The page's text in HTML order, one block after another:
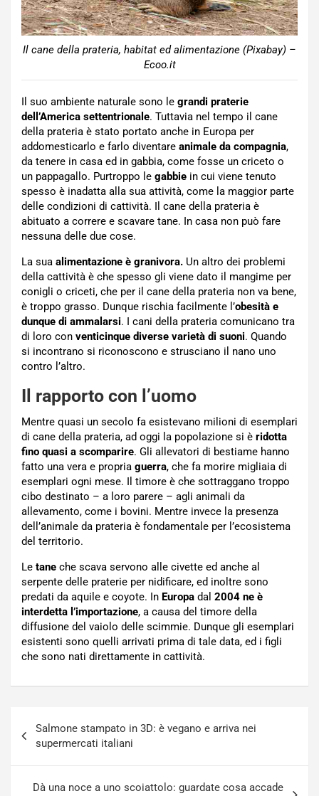
Il cane della prateria, habitat ed alimentazione (Pixabay) –
Ecoo.it
Il suo ambiente naturale sono le grandi praterie
dell’America settentrionale. Tuttavia nel tempo il cane
della prateria è stato portato anche in Europa per
addomesticarlo e farlo diventare animale da compagnia,
da tenere in casa ed in gabbia, come fosse un criceto o
un pappagallo. Purtroppo le gabbie in cui viene tenuto
spesso è inadatta alla sua attività, come la maggior parte
delle condizioni di cattività. Il cane della prateria è
abituato a correre e scavare tane. In casa non può fare
nessuna delle due cose.
La sua alimentazione è granivora. Un altro dei problemi
della cattività è che spesso gli viene dato il mangime per
conigli o criceti, che per il cane della prateria non va bene,
è troppo grasso. Dunque rischia facilmente l’obesità e
dunque di ammalarsi. I cani della prateria comunicano tra
di loro con venticinque diverse varietà di suoni. Quando
si incontrano si riconoscono e strusciano il nano uno
contro l’altro.
Il rapporto con l’uomo
Mentre quasi un secolo fa esistevano milioni di esemplari
di cane della prateria, ad oggi la popolazione si è ridotta
fino quasi a scomparire. Gli allevatori di bestiame hanno
fatto una vera e propria guerra, che fa morire migliaia di
esemplari ogni mese. Il timore è che sottraggano troppo
cibo destinato – a loro parere – agli animali da
allevamento, come i bovini. Mentre invece la presenza
dell’animale da prateria è fondamentale per l’ecosistema
del territorio.
Le tane che scava servono alle civette ed anche al
serpente delle praterie per nidificare, ed inoltre sono
predati da aquile e coyote. In Europa dal 2004 ne è
interdetta l’importazione, a causa del timore della
diffusione del vaiolo delle scimmie. Dunque gli esemplari
esistenti sono quelli arrivati prima di tale data, ed i figli
che sono nati direttamente in cattività.
articoli
Salmone stampato in 3D: è vegano e arriva nei
supermercati italiani
Dà una noce a uno scoiattolo: guardate cosa accade